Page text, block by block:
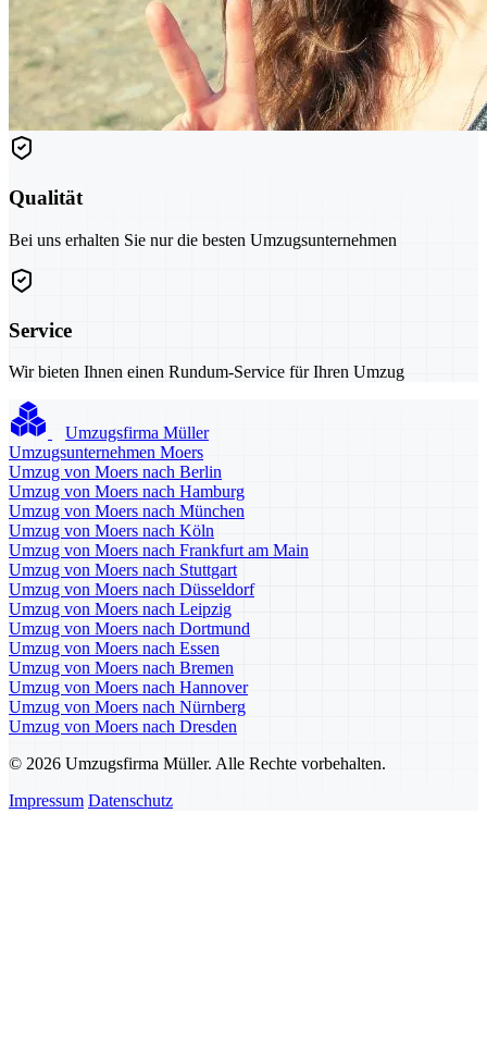
Qualität
Bei uns erhalten Sie nur die besten Umzugsunternehmen
Service
Wir bieten Ihnen einen Rundum-Service für Ihren Umzug
Umzugsfirma Müller
Umzugsunternehmen Moers
Umzug von Moers nach Berlin
Umzug von Moers nach Hamburg
Umzug von Moers nach München
Umzug von Moers nach Köln
Umzug von Moers nach Frankfurt am Main
Umzug von Moers nach Stuttgart
Umzug von Moers nach Düsseldorf
Umzug von Moers nach Leipzig
Umzug von Moers nach Dortmund
Umzug von Moers nach Essen
Umzug von Moers nach Bremen
Umzug von Moers nach Hannover
Umzug von Moers nach Nürnberg
Umzug von Moers nach Dresden
© 2026 Umzugsfirma Müller. Alle Rechte vorbehalten.
Impressum Datenschutz